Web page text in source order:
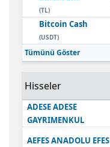
(TL)
Bitcoin Cash
(USDT)
Tümünü Göster
Hisseler
ADESE ADESE
GAYRIMENKUL
AEFES ANADOLU EFES